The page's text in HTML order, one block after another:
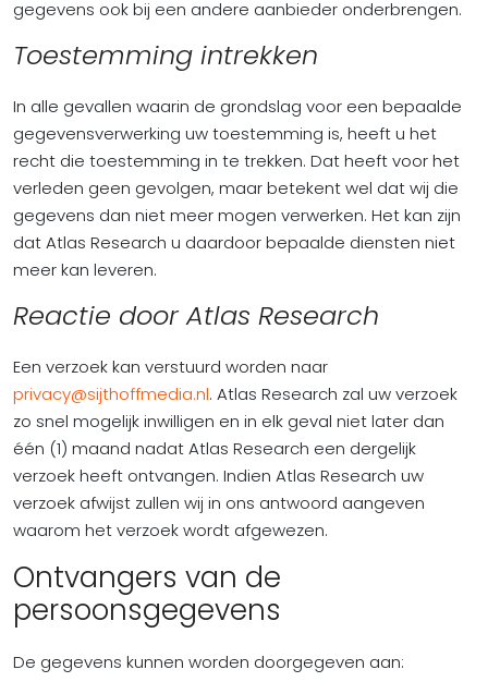
gegevens ook bij een andere aanbieder onderbrengen.
Toestemming intrekken
In alle gevallen waarin de grondslag voor een bepaalde
gegevensverwerking uw toestemming is, heeft u het
recht die toestemming in te trekken. Dat heeft voor het
verleden geen gevolgen, maar betekent wel dat wij die
gegevens dan niet meer mogen verwerken. Het kan zijn
dat Atlas Research u daardoor bepaalde diensten niet
meer kan leveren.
Reactie door Atlas Research
Een verzoek kan verstuurd worden naar
privacy@sijthoffmedia.nl. Atlas Research zal uw verzoek
zo snel mogelijk inwilligen en in elk geval niet later dan
één (1) maand nadat Atlas Research een dergelijk
verzoek heeft ontvangen. Indien Atlas Research uw
verzoek afwijst zullen wij in ons antwoord aangeven
waarom het verzoek wordt afgewezen.
Ontvangers van de
persoonsgegevens
De gegevens kunnen worden doorgegeven aan: